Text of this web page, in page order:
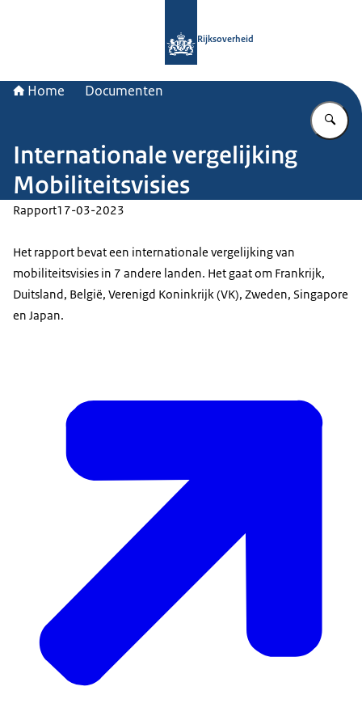
Rijksoverheid
Home Documenten
Internationale vergelijking
Mobiliteitsvisies
Rapport17-03-2023
Het rapport bevat een internationale vergelijking van
mobiliteitsvisies in 7 andere landen. Het gaat om Frankrijk,
Duitsland, België, Verenigd Koninkrijk (VK), Zweden, Singapore
en Japan.